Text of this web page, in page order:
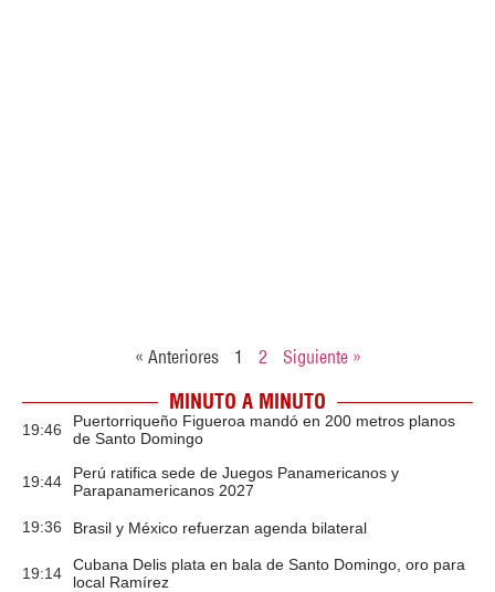
« Anteriores 1 2 Siguiente »
MINUTO A MINUTO
19:46
Puertorriqueño Figueroa mandó en 200 metros planos
de Santo Domingo
19:44
Perú ratifica sede de Juegos Panamericanos y
Parapanamericanos 2027
19:36 Brasil y México refuerzan agenda bilateral
19:14
Cubana Delis plata en bala de Santo Domingo, oro para
local Ramírez